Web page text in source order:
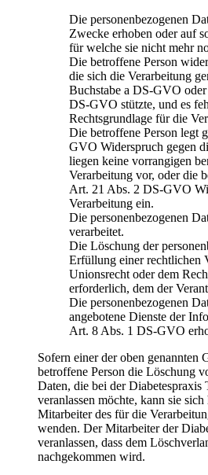
Die personenbezogenen
Zwecke erhoben oder auf
für welche sie nicht mehr
Die betroffene Person
die sich die Verarbeitung
Buchstabe a DS-GVO
DS-GVO stützte, und es
Rechtsgrundlage für die
Die betroffene Person legt
GVO Widerspruch gegen
liegen keine vorrangigen
Verarbeitung vor, oder die
Art. 21 Abs. 2 DS-GVO
Verarbeitung ein.
Die personenbezogenen
verarbeitet.
Die Löschung der
Erfüllung einer rechtlichen
Unionsrecht oder dem
erforderlich, dem der
Die personenbezogenen
angebotene Dienste der
Art. 8 Abs. 1 DS-GVO
Sofern einer der oben genannten
betroffene Person die Löschung
Daten, die bei der Diabetespraxis
veranlassen möchte, kann sie
Mitarbeiter des für die
wenden. Der Mitarbeiter der
veranlassen, dass dem
nachgekommen wird.